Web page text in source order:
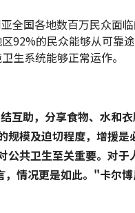
全国各地数百万民众面
92%的民众能够从可靠
生系统能够正常运作。
互助，分享食物、水和
规模及迫切程度，增援
公共卫生至关重要。对
，情况更是如此。"卡尔博